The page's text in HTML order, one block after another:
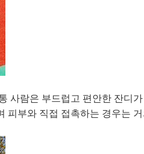
사람은 부드럽고 편안한 잔디
부와 직접 접촉하는 경우는